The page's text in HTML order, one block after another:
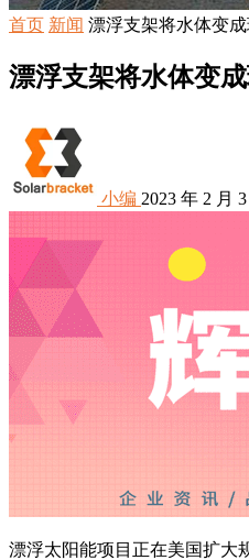
首页 新闻 漂浮支架将水体变
漂浮支架将水体变
小编 2023 年 2 月
漂浮太阳能项目正在美国扩大